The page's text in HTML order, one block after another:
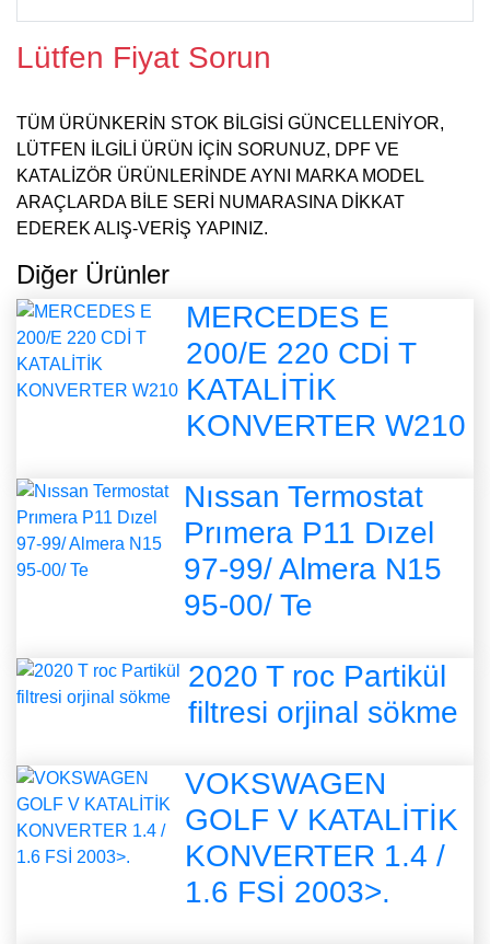
Lütfen Fiyat Sorun
TÜM ÜRÜNKERİN STOK BİLGİSİ GÜNCELLENİYOR,
LÜTFEN İLGİLİ ÜRÜN İÇİN SORUNUZ, DPF VE
KATALİZÖR ÜRÜNLERİNDE AYNI MARKA MODEL
ARAÇLARDA BİLE SERİ NUMARASINA DİKKAT
EDEREK ALIŞ-VERİŞ YAPINIZ.
Diğer Ürünler
MERCEDES E
200/E 220 CDİ T
KATALİTİK
KONVERTER W210
Nıssan Termostat
Prımera P11 Dızel
97-99/ Almera N15
95-00/ Te
2020 T roc Partikül
filtresi orjinal sökme
VOKSWAGEN
GOLF V KATALİTİK
KONVERTER 1.4 /
1.6 FSİ 2003>.